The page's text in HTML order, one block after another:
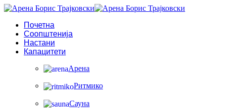
Почетна
Соопштенија
Настани
Капацитети
Арена
Ритмико
Сауна